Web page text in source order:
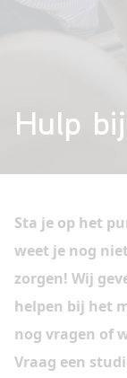
ons
Contact
Hulp
Sta je op het
weet je nog
zorgen! Wij
helpen bij het
nog vragen of
Vraag een